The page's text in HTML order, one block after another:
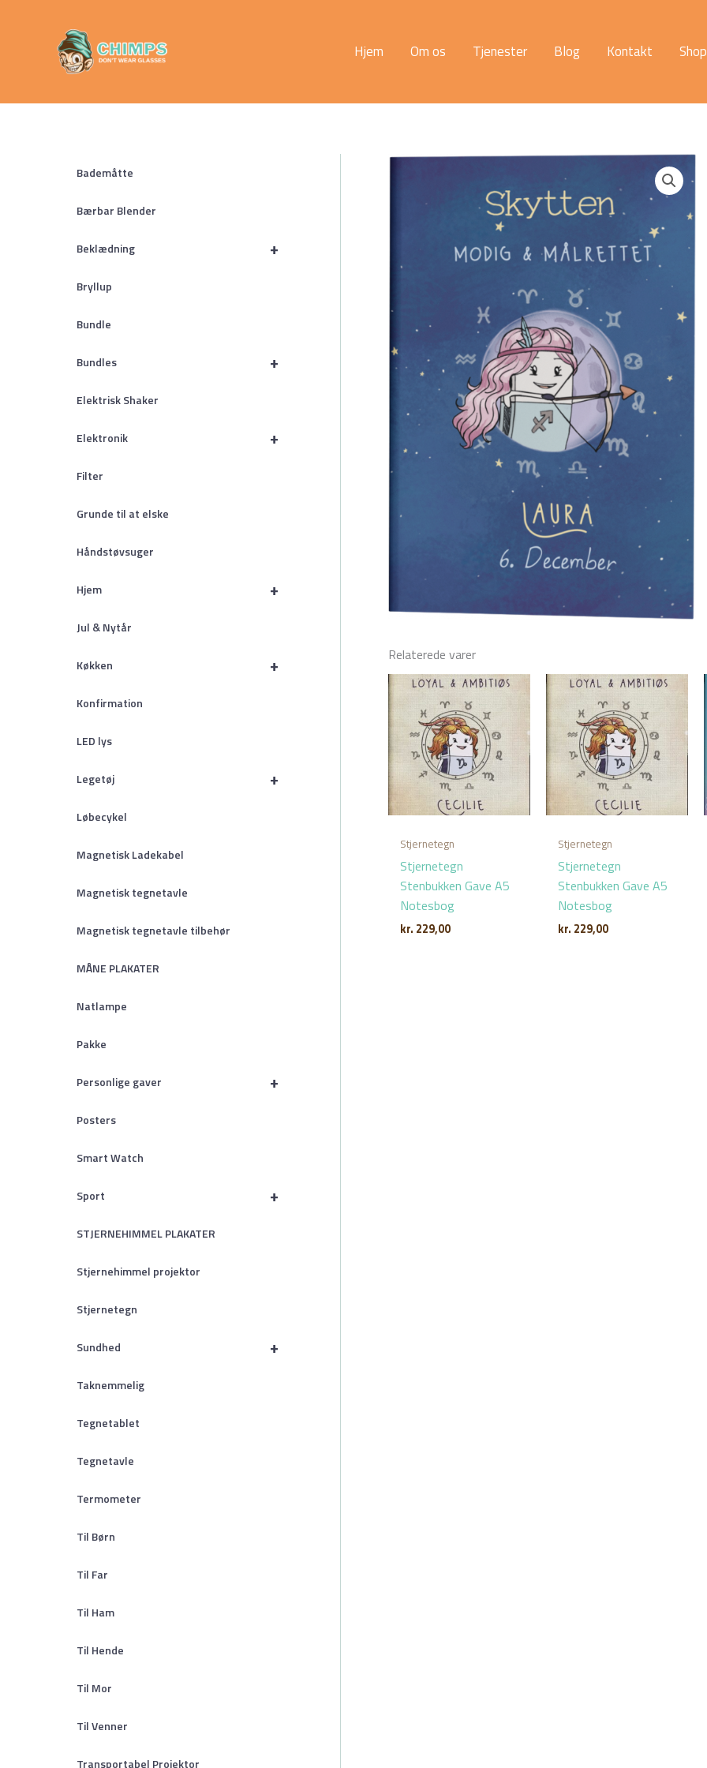
Hjem Om os Tjenester Blog Kontakt Shop
Bademåtte
Bærbar Blender
+
Beklædning
Bryllup
Bundle
+
Bundles
Elektrisk Shaker
+
Elektronik
Filter
Grunde til at elske
Håndstøvsuger
+
Hjem
Jul & Nytår
+
Køkken
Konfirmation
LED lys
+
Legetøj
Løbecykel
Magnetisk Ladekabel
Magnetisk tegnetavle
Magnetisk tegnetavle tilbehør
MÅNE PLAKATER
Natlampe
Pakke
+
Personlige gaver
Posters
Smart Watch
+
Sport
STJERNEHIMMEL PLAKATER
Stjernehimmel projektor
Stjernetegn
+
Sundhed
Taknemmelig
Tegnetablet
Tegnetavle
Termometer
Til Børn
Til Far
Til Ham
Til Hende
Til Mor
Til Venner
Transportabel Projektor
Relaterede varer
Stjernetegn
Stjernetegn
Stenbukken Gave A5
Notesbog
kr. 229,00
Stjernetegn
Stjernetegn
Stenbukken Gave A5
Notesbog
kr. 229,00